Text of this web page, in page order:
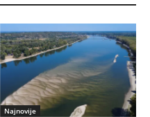
Najnovije